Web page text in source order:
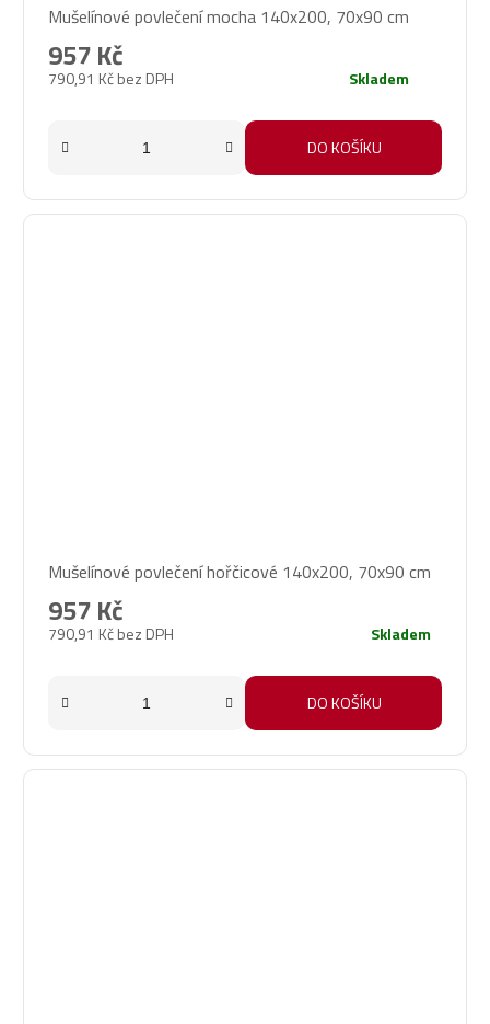
hodnocení
produktu
je
Mušelínové povlečení mocha 140x200, 70x90 cm
790,91 Kč bez DPH
957 Kč
Skladem
DO KOŠÍKU
Mušelínové povlečení hořčicové 140x200, 70x90 cm
790,91 Kč bez DPH
957 Kč
Skladem
DO KOŠÍKU